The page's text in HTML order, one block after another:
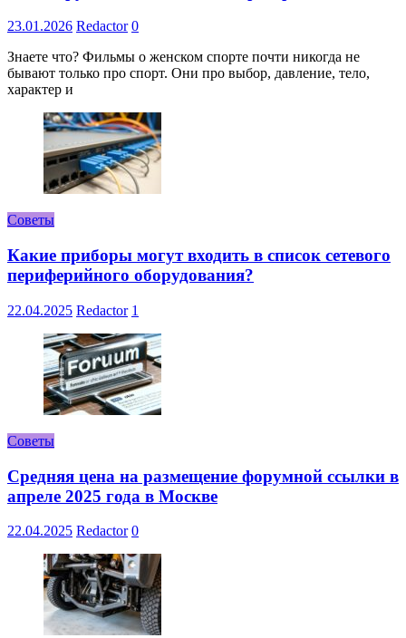
23.01.2026 Redactor 0
Знаете что? Фильмы о женском спорте почти никогда не
бывают только про спорт. Они про выбор, давление, тело,
характер и
Советы
Какие приборы могут входить в список сетевого
периферийного оборудования?
22.04.2025 Redactor 1
Советы
Средняя цена на размещение форумной ссылки в
апреле 2025 года в Москве
22.04.2025 Redactor 0